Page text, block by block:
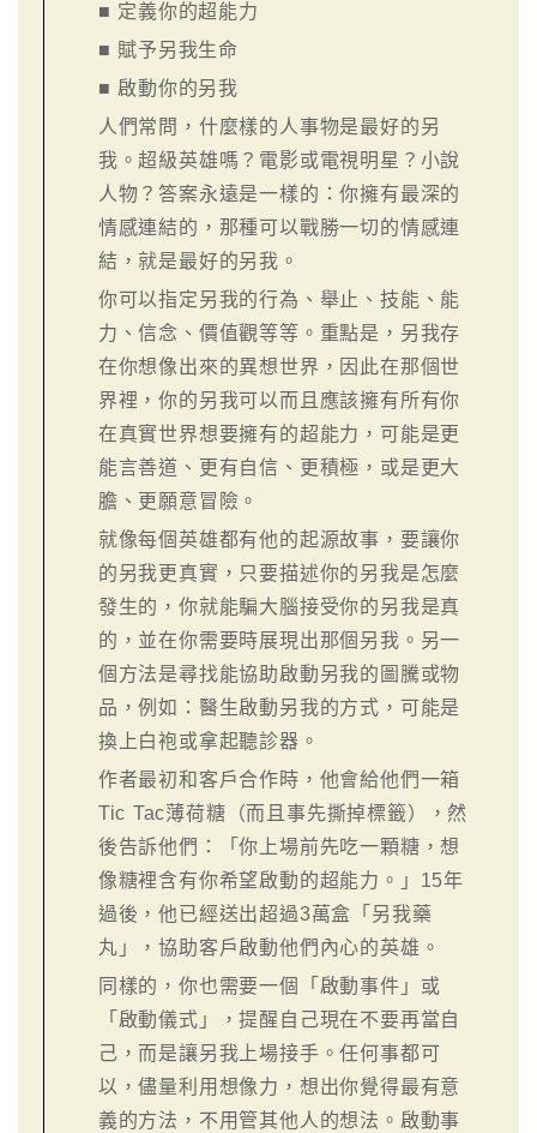
■ 定義你的超能力
■ 賦予另我生命
■ 啟動你的另我
人們常問，什麼樣的人事物是最好的另
我。超級英雄嗎？電影或電視明星？小說
人物？答案永遠是一樣的：你擁有最深的
情感連結的，那種可以戰勝一切的情感連
結，就是最好的另我。
你可以指定另我的行為、舉止、技能、能
力、信念、價值觀等等。重點是，另我存
在你想像出來的異想世界，因此在那個世
界裡，你的另我可以而且應該擁有所有你
在真實世界想要擁有的超能力，可能是更
能言善道、更有自信、更積極，或是更大
膽、更願意冒險。
就像每個英雄都有他的起源故事，要讓你
的另我更真實，只要描述你的另我是怎麼
發生的，你就能騙大腦接受你的另我是真
的，並在你需要時展現出那個另我。另一
個方法是尋找能協助啟動另我的圖騰或物
品，例如：醫生啟動另我的方式，可能是
換上白袍或拿起聽診器。
作者最初和客戶合作時，他會給他們一箱
Tic Tac薄荷糖（而且事先撕掉標籤），然
後告訴他們：「你上場前先吃一顆糖，想
像糖裡含有你希望啟動的超能力。」15年
過後，他已經送出超過3萬盒「另我藥
丸」，協助客戶啟動他們內心的英雄。
同樣的，你也需要一個「啟動事件」或
「啟動儀式」，提醒自己現在不要再當自
己，而是讓另我上場接手。任何事都可
以，儘量利用想像力，想出你覺得最有意
義的方法，不用管其他人的想法。啟動事